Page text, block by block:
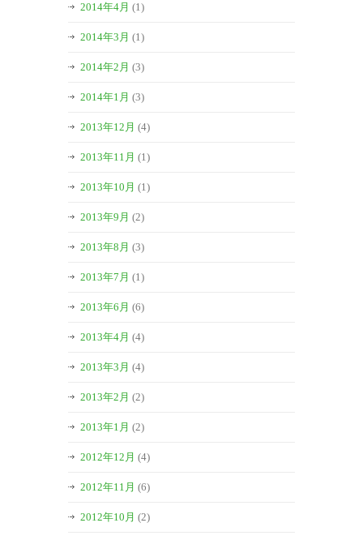
2014年4月 (1)
2014年3月 (1)
2014年2月 (3)
2014年1月 (3)
2013年12月 (4)
2013年11月 (1)
2013年10月 (1)
2013年9月 (2)
2013年8月 (3)
2013年7月 (1)
2013年6月 (6)
2013年4月 (4)
2013年3月 (4)
2013年2月 (2)
2013年1月 (2)
2012年12月 (4)
2012年11月 (6)
2012年10月 (2)